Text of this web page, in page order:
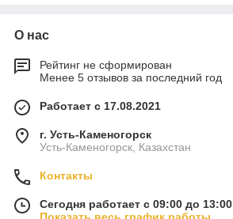
О нас
Рейтинг не сформирован
Менее 5 отзывов за последний год
Работает с 17.08.2021
г. Усть-Каменогорск
Усть-Каменогорск, Казахстан
Контакты
Сегодня работает с 09:00 до 13:00
Показать весь график работы